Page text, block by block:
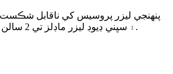
پنھنجي ليزر پروسيس کي ناقابل شڪست
۽ سڀني ڊيوڊ ليزر ماڊلز تي 2 سالن جي غير معمولي گارنٽي.